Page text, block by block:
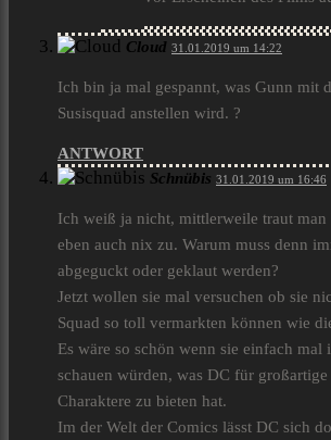
Cloud 31.01.2019 um 14:22
Ich bin ja mal gespannt, was Gunn mit
Susisquad anstellen wird. ?
ANTWORT
Schnübis 31.01.2019 um 16:46
Ich weiß ja nicht, mittlerweile traut man
eben auch nix zu. Warum muss denn
abgeguckt oder geklaut werden?
Jetzt wollen sie mal versuchen ob sie
Squad so toll vermarkten können wie
Es wäre so schön wenn sie einfach mal
schauen würden, was DC für
Charaktere zu bieten hat.
Im der Welt der Comics lässt DC sich